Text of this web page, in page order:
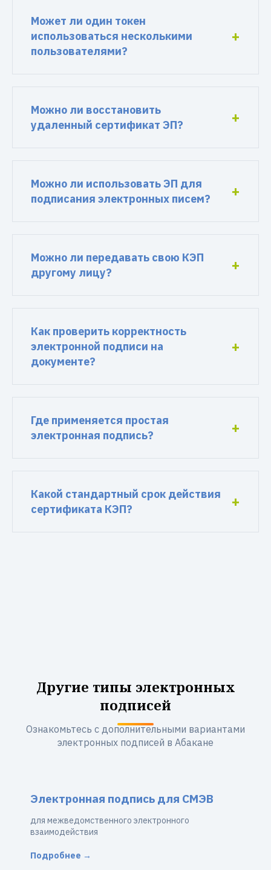
Может ли один токен
использоваться несколькими
пользователями?
Можно ли восстановить
удаленный сертификат ЭП?
Можно ли использовать ЭП для
подписания электронных писем?
Можно ли передавать свою КЭП
другому лицу?
Как проверить корректность
электронной подписи на
документе?
Где применяется простая
электронная подпись?
Какой стандартный срок действия
сертификата КЭП?
Другие типы электронных
подписей
Ознакомьтесь с дополнительными вариантами
электронных подписей в Абакане
Электронная подпись для СМЭВ
для межведомственного электронного
взаимодействия
Подробнее →